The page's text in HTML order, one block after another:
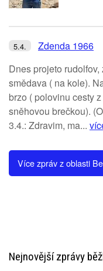
5.4. Zdenda 1966
Dnes projeto
smědava ( na kole).
brzo ( polovinu cesty
sněhovou brečkou).
3.4.: Zdravim, ma...
Více zpráv z oblasti
Nejnovější zprávy